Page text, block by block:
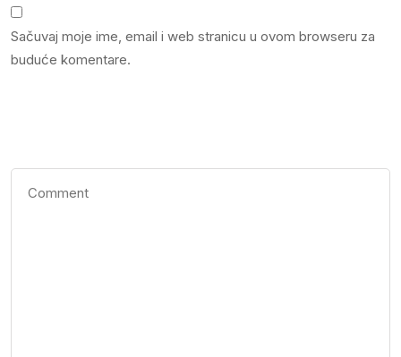
Sačuvaj moje ime, email i web stranicu u ovom browseru za
buduće komentare.